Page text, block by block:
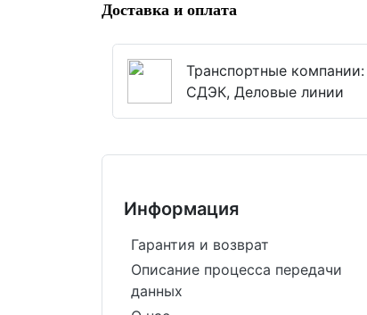
Доставка и оплата
Транспортные компании:
СДЭК, Деловые линии
Информация
Гарантия и возврат
Описание процесса передачи
данных